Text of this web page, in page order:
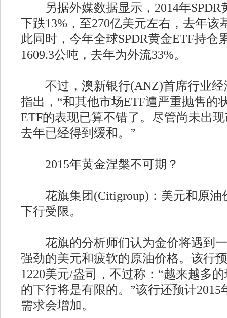
另据外媒数据显示，2014年SPDR
下跌13%，至270亿美元左右，去年该
此同时，今年全球SPDR黄金ETF持仓
1609.3公吨，去年为外流33%。
不过，澳新银行(ANZ)首席行业经
指出，“和其他市场ETF遭严重抛售的
ETF的表现已算不错了。尽管尚未出
去年已经得到缓和。”
2015年黄金涅槃不可期？
花旗集团(Citigroup)：美元和原油
下行受限。
花旗的分析师们认为金价将遇到一
强劲的美元和疲软的原油价格。该行
1220美元/盎司，不过称：“越来越多
的下行将是有限的。”该行还预计
需求会增加。